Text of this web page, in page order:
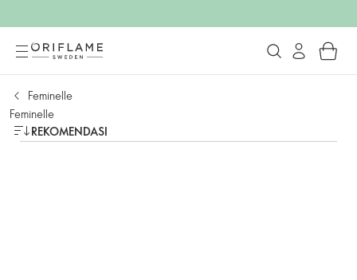
Feminelle
Feminelle
REKOMENDASI